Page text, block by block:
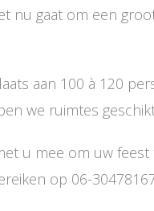
nu gaat om een
aan 100 à 120
we ruimtes
u mee om uw
op 06-